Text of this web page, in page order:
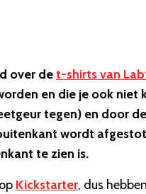
over det-shirts van
en die je ook
tegen) en door
wordt
te zien is.
Kickstarter, dus